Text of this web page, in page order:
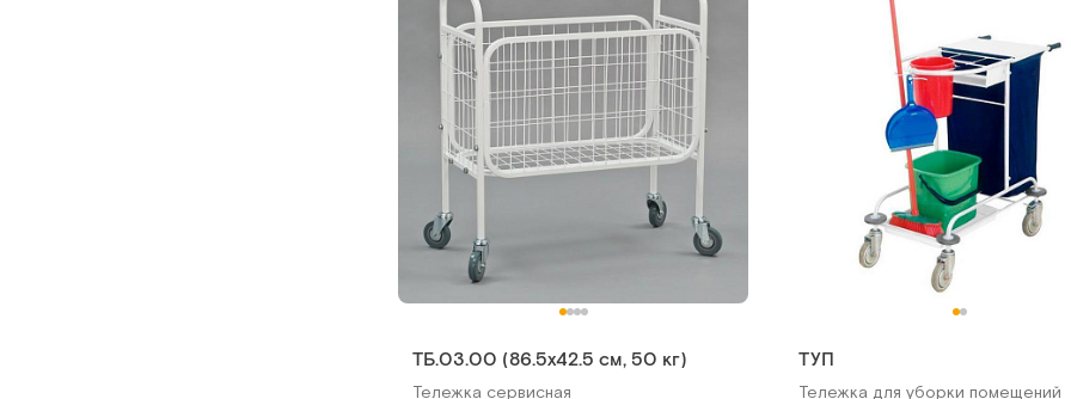
МЕТ-B28
нержавеющей стали
Под заказАрт.2024
СИ 2-01 (ХН)
Стол-тележка из нержавеющей
для хозяйственных нужд
2299
ТБ.03.00 (86.5х42.5 cм, 50 кг)
Тележка сервисная
ТУП
Тележка для уборки помещений